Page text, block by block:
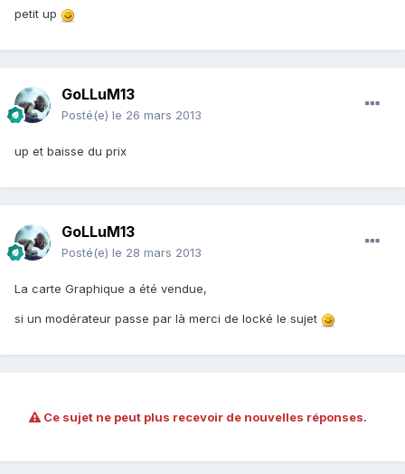
petit up
GoLLuM13
Posté(e) le 26 mars 2013
up et baisse du prix
GoLLuM13
Posté(e) le 28 mars 2013
La carte Graphique a été vendue,
si un modérateur passe par là merci de locké le sujet
Ce sujet ne peut plus recevoir de nouvelles réponses.